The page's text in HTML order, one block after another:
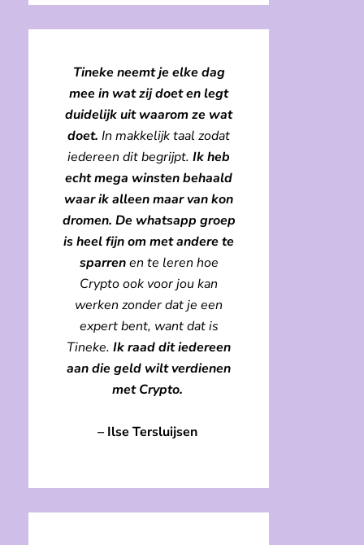
Tineke neemt je elke dag
mee in wat zij doet en legt
duidelijk uit waarom ze wat
doet. In makkelijk taal zodat
iedereen dit begrijpt. Ik heb
echt mega winsten behaald
waar ik alleen maar van kon
dromen. De whatsapp groep
is heel fijn om met andere te
sparrenen te leren hoe
Crypto ook voor jou kan
werken zonder dat je een
expert bent, want dat is
Tineke. Ik raad dit iedereen
aan die geld wilt verdienen
met Crypto.
– Ilse Tersluijsen